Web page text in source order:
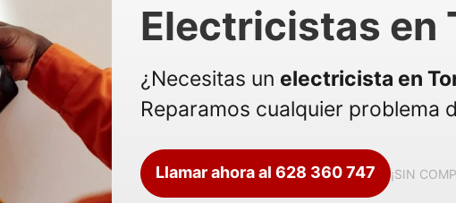
Electricistas en
¿Necesitas un electricista en
Reparamos cualquier problema
Llamar ahora al 628 360 747 ¡SIN